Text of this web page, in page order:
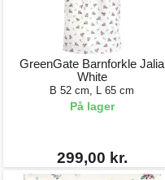
GreenGate Barnforkle Jalia
White
B 52 cm, L 65 cm
På lager
299,00 kr.